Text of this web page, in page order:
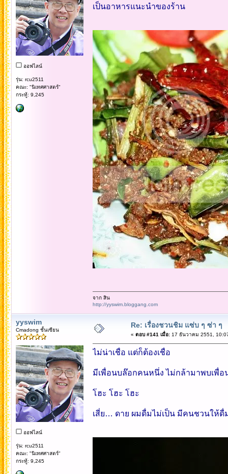
ออฟไลน์
รุ่น: rcu2511
คณะ: "นิเทศศาสตร์"
กระทู้: 9,245
เป็นอาหารแนะนำของร้าน
จาก สิน
http://yyswim.bloggang.com
yyswim
Cmadong ชั้นเซียน
ออฟไลน์
รุ่น: rcu2511
คณะ: "นิเทศศาสตร์"
กระทู้: 9,245
Re: เรื่องชวนชิม แซ่บ ๆ ซ่า ๆ
« ตอบ #141 เมื่อ:17 ธันวาคม 2551,
ไม่น่าเชื่อ แต่ก็ต้องเชื่อ
มีเพื่อนบล๊อกคนหนึ่ง ไม่กล้ามาพบเพื่อ
โฮะ โฮะ โฮะ
เสี่ย… ดาย ผมดื่มไม่เป็น มีคนชวนให้ดื่